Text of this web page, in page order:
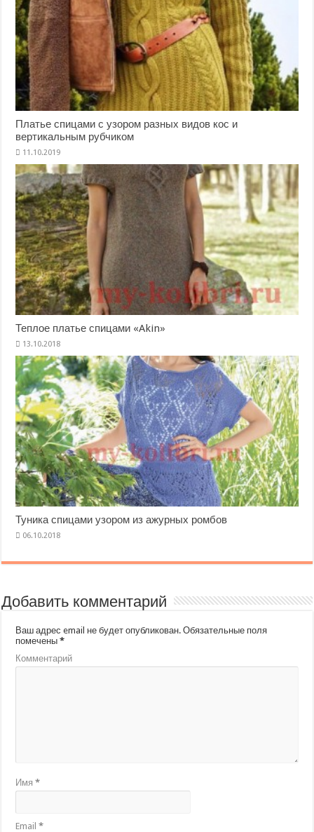
Платье спицами с узором разных видов кос и
вертикальным рубчиком
Теплое платье спицами «Akin»
Туника спицами узором из ажурных ромбов
Добавить комментарий
Ваш адрес email не будет опубликован. Обязательные поля
помечены*
Комментарий
Имя*
Email*